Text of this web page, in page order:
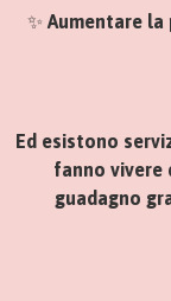
✨ Aumentare
Ed esistono
fanno vivere
guadagno